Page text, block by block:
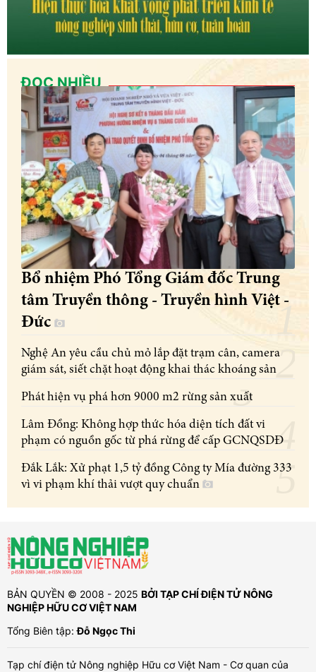
ĐỌC NHIỀU
Bổ nhiệm Phó Tổng Giám đốc Trung
tâm Truyền thông - Truyền hình Việt -
Đức
Nghệ An yêu cầu chủ mỏ lắp đặt trạm cân, camera
giám sát, siết chặt hoạt động khai thác khoáng sản
Phát hiện vụ phá hơn 9000 m2 rừng sản xuất
Lâm Đồng: Không hợp thức hóa diện tích đất vi
phạm có nguồn gốc từ phá rừng để cấp GCNQSDĐ
Đắk Lắk: Xử phạt 1,5 tỷ đồng Công ty Mía đường 333
vì vi phạm khí thải vượt quy chuẩn
BẢN QUYỀN © 2008 - 2025 BỞI TẠP CHÍ ĐIỆN TỬ NÔNG
NGHIỆP HỮU CƠ VIỆT NAM
Tổng Biên tập:Đỗ Ngọc Thi
Tạp chí điện tử Nông nghiệp Hữu cơ Việt Nam - Cơ quan của